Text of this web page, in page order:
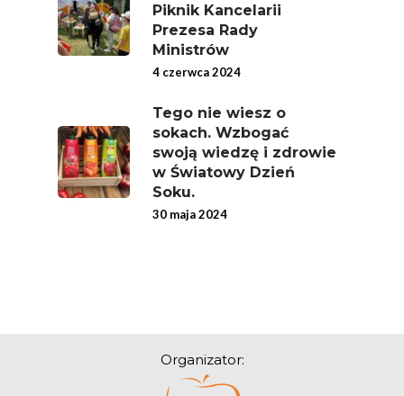
Piknik Kancelarii
Prezesa Rady
Ministrów
4 czerwca 2024
Tego nie wiesz o
sokach. Wzbogać
swoją wiedzę i zdrowie
w Światowy Dzień
Soku.
30 maja 2024
Organizator:
Festiwal Młody
Ziemniak
Polskie Forum
Ekologicznej